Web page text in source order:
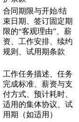
合同期限与开始/结
束日期、签订固定期
限的“客观理由”、薪
资、工作安排、续约
规则、试用期条款
工作任务描述、任务
完成标准、薪资与支
付方式、预计耗时、
适用的集体协议、试
用期（如适用）